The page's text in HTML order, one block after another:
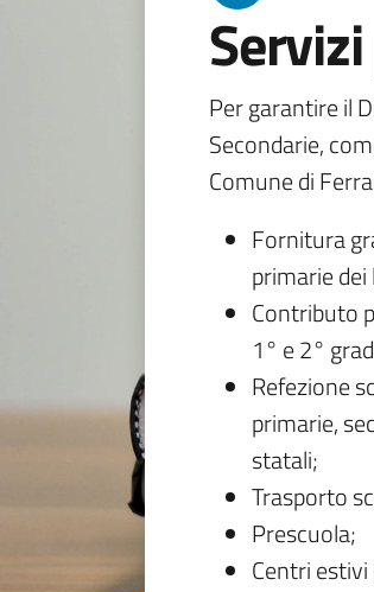
Per garantire il
Secondarie,
Comune di
Fornitura
primarie
Contributo
1° e 2°
Refezione
primarie,
statali;
Trasporto
Prescuola;
Centri